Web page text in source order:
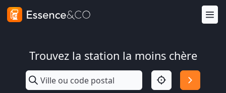
Trouvez la station la moins chère